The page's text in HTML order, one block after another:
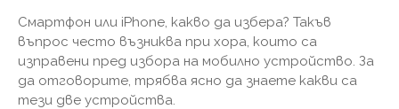
Смартфон или iPhone, какво да избера? Такъв
въпрос често възниква при хора, които са
изправени пред избора на мобилно устройство. За
да отговорите, трябва ясно да знаете какви са
тези две устройства.